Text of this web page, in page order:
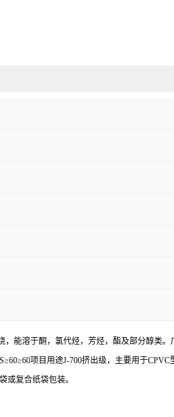
能溶于酮，氯代烃，芳烃，酯及部分醇类。
项目用途J-700挤出级，主要用于
或复合纸袋包装。